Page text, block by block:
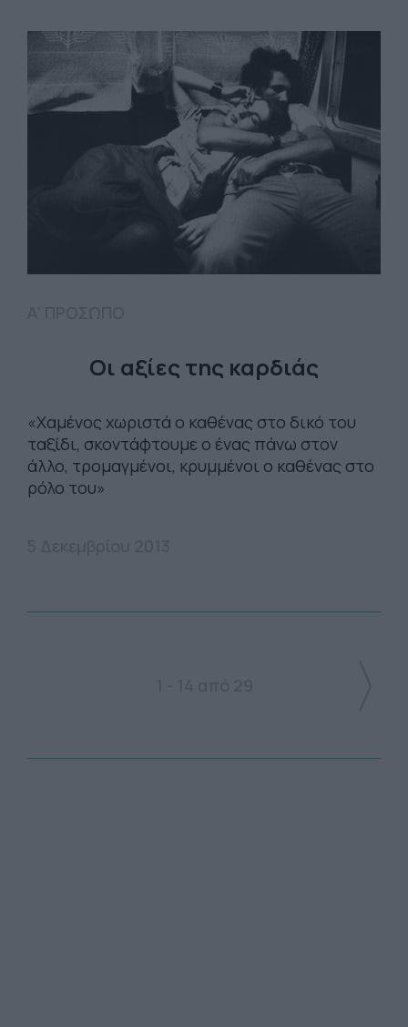
Οι αξίες της καρδιάς
«Χαμένος χωριστά ο καθένας στο δικό του
ταξίδι, σκοντάφτουμε ο ένας πάνω στον
άλλο, τρομαγμένοι, κρυμμένοι ο καθένας στο
ρόλο του»